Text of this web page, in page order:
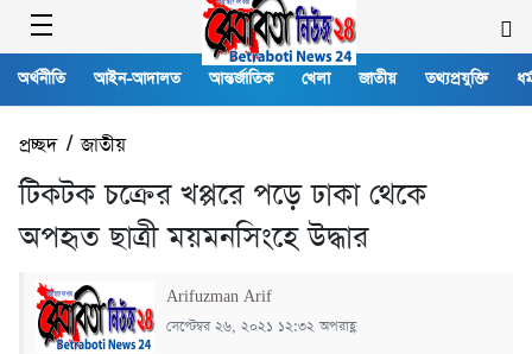
অর্থনীতি আইন-আদালত আন্তর্জাতিক খেলা জাতীয় তথ্যপ্রযুক্তি
প্রচ্ছদ/জাতীয়
টিকটক চক্রের খপ্পরে পড়ে ঢাকা থেকে
অপহৃত ছাত্রী ময়মনসিংহে উদ্ধার
Arifuzman Arif
সেপ্টেম্বর ২৬, ২০২১ ১২:৩২ অপরাহ্ণ